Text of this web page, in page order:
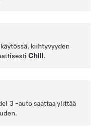
kiihtyvyyden
Chill .
3 -auto saattaa ylittää